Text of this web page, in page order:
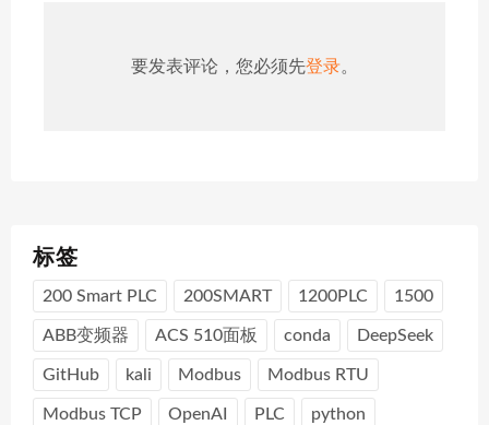
要发表评论，您必须先登录。
标签
200 Smart PLC 200SMART 1200PLC 1500
ABB变频器 ACS 510面板 conda DeepSeek
GitHub kali Modbus Modbus RTU
Modbus TCP OpenAI PLC python